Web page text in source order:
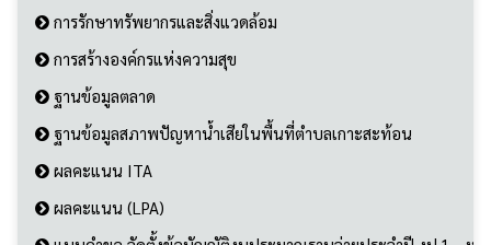
ฐานข้อมูลสภาพปัญหาน้ำเสียในพื้นที่ตำบลเกาะสะท้อน
ผลคะแนน ITA
ผลคะแนน (LPA)
แบบคำขอ จัดตั้งข้อบัญญัติงบประมาณราบจ่ายประจำปี งป.1 - งป
ฐานข้อมูลผู้สูงอายุ ผู้พิการ
การเปิดเผยข้อมูลการใช้จ่ายเงินสะสม